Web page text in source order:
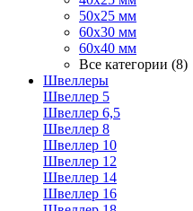
50х25 мм
60х30 мм
60х40 мм
Все категории (8)
Швеллеры
Швеллер 5
Швеллер 6,5
Швеллер 8
Швеллер 10
Швеллер 12
Швеллер 14
Швеллер 16